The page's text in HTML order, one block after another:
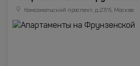
Комсомольский проспект, д.27/5, Москва